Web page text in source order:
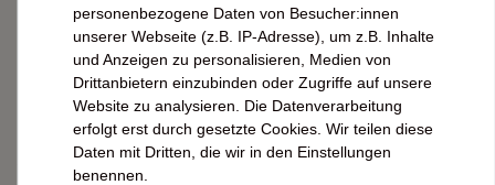
Entdecke den delikaten Geschmack von Maille Mayonnaise
Fins Gourmets! Verfeinere deine Gerichte mit französischer
Feinkost in einem praktischen 320g-Glas.
5,89 EUR*
personenbezogene Daten von Besucher:innen
unserer Webseite (z.B. IP-Adresse), um z.B. Inhalte
und Anzeigen zu personalisieren, Medien von
Drittanbietern einzubinden oder Zugriffe auf unsere
Website zu analysieren. Die Datenverarbeitung
erfolgt erst durch gesetzte Cookies. Wir teilen diese
Daten mit Dritten, die wir in den Einstellungen
benennen.